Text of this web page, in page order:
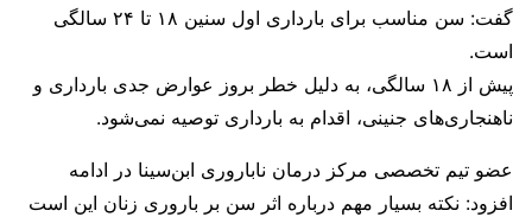
گفت: سن مناسب برای بارداری اول سنین ۱۸ تا ۲۴ سالگی
است.
پیش از ۱۸ سالگی، به دلیل خطر بروز عوارض جدی بارداری و
ناهنجاری‌های جنینی، اقدام به بارداری توصیه نمی‌شود.
عضو تیم تخصصی مرکز درمان ناباروری ابن‌سینا در ادامه
افزود: نکته بسیار مهم درباره اثر سن بر باروری زنان این است